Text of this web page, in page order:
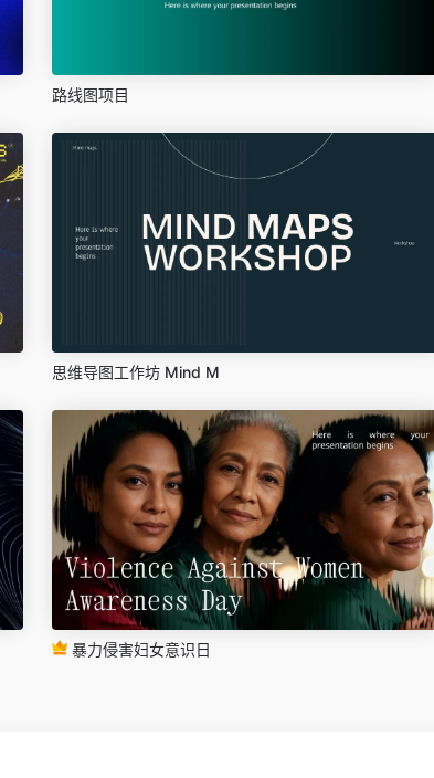
路线图项目
思维导图工作坊 Mind M
暴力侵害妇女意识日